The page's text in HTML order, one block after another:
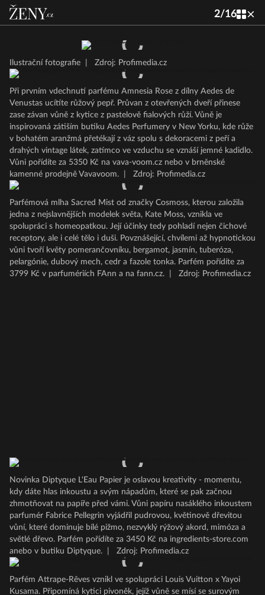
2/16
Ilustrační fotografie Zdroj: Profimedia.cz
Při prvním vdechnutí parfému Amnesia Rose z dílny Aedes de
Venustas ucítíte růžový pepř. Průvan z otevřených dveří přinese
zase závan vůně z kytice z pastelově fialových růží. Vůně je
inspirovaná zátiším butiku Aedes Perfumery v New Yorku, kde růže
v bohatém aranžmá přetékají z váz spolu s dekoracemi z peří a
drahých vintage látek, zatímco ve vzduchu se vznáší jemné kadidlo.
Vůni pořídíte za 5350 Kč na vava-voom.cz nebo v brněnské
kamenné prodejně Vavavoom.
Zdroj: Profimedia.cz
Parfémová mlha Sacred Mist od značky Cosmoss, kterou založila
jedna z nejslavnějších modelek světa, Kate Moss, vznikla ve
spolupráci s homeopatkou. Její účinky tedy pohladí nejen čichové
receptory, ale i celé tělo i duši. Povznášející, chvílemi až hypnotickou
vůni tvoří květy pomerančovníku, bergamot, jasmín, tuberóza,
pelargónie, dubový mech, cedr a fazole tonka. Parfém pořídíte za
3799 Kč v parfumériích FAnn a na fann.cz.
Zdroj: Profimedia.cz
Novinka Diptyque L'Eau Papier je oslavou kreativity - momentu,
kdy dáte hlas inkoustu a svým nápadům, které se pak začnou
zhmotňovat na papíře před vámi. Vůni papíru nasáklého inkoustem
parfumér Fabrice Pellegrin vyjádřil pudrovou, květinově dřevitou
vůní, které dominuje bílé pižmo, nezvyklý rýžový akord, mimóza a
světlé dřevo. Parfém pořídíte za 3450 Kč na ingredients-store.com
anebo v butiku Diptyque.
Zdroj: Profimedia.cz
Parfém Attrape-Rêves vznikl ve spolupráci Louis Vuitton x Yayoi
Kusama. Připomíná kytici pivoněk, jejíž vůně se mísí se surovým